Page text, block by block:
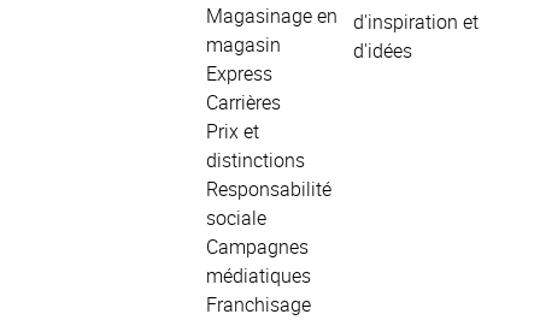
Magasinage en
magasin
Express
Carrières
Prix et
distinctions
Responsabilité
sociale
Campagnes
médiatiques
Franchisage
d'inspiration et
d'idées